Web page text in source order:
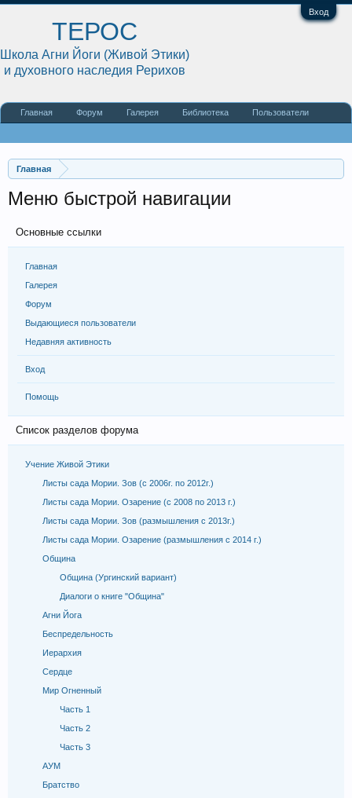
Вход
Главная
Меню быстрой навигации
Основные ссылки
Главная
Галерея
Форум
Выдающиеся пользователи
Недавняя активность
Вход
Помощь
Список разделов форума
Учение Живой Этики
Листы сада Мории. Зов (с 2006г. по 2012г.)
Листы сада Мории. Озарение (с 2008 по 2013 г.)
Листы сада Мории. Зов (размышления с 2013г.)
Листы сада Мории. Озарение (размышления с 2014 г.)
Община
Община (Ургинский вариант)
Диалоги о книге "Община"
Агни Йога
Беспредельность
Иерархия
Сердце
Мир Огненный
Часть 1
Часть 2
Часть 3
АУМ
Братство
ТЕРОС
Школа Агни Йоги (Живой Этики)
и духовного наследия Рерихов
Главная Форум Галерея Библиотека Пользователи